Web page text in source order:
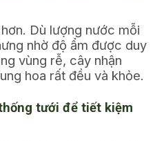
Dù lượng nước mỗi
nhờ độ ẩm được duy
vùng rễ, cây nhận
hoa rất đều và khỏe.
tưới để tiết kiệm